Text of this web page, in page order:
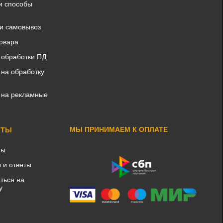
способы
самовывоз
ПД
обработку
рекламные
ответы
на
МЫ ПРИНИМАЕМ К ОПЛАТЕ